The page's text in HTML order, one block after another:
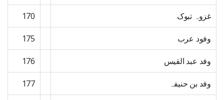
غزوہ تبوک 170
وفود عرب 175
وفد عبد القیس 176
وفد بن حنیفہ 177